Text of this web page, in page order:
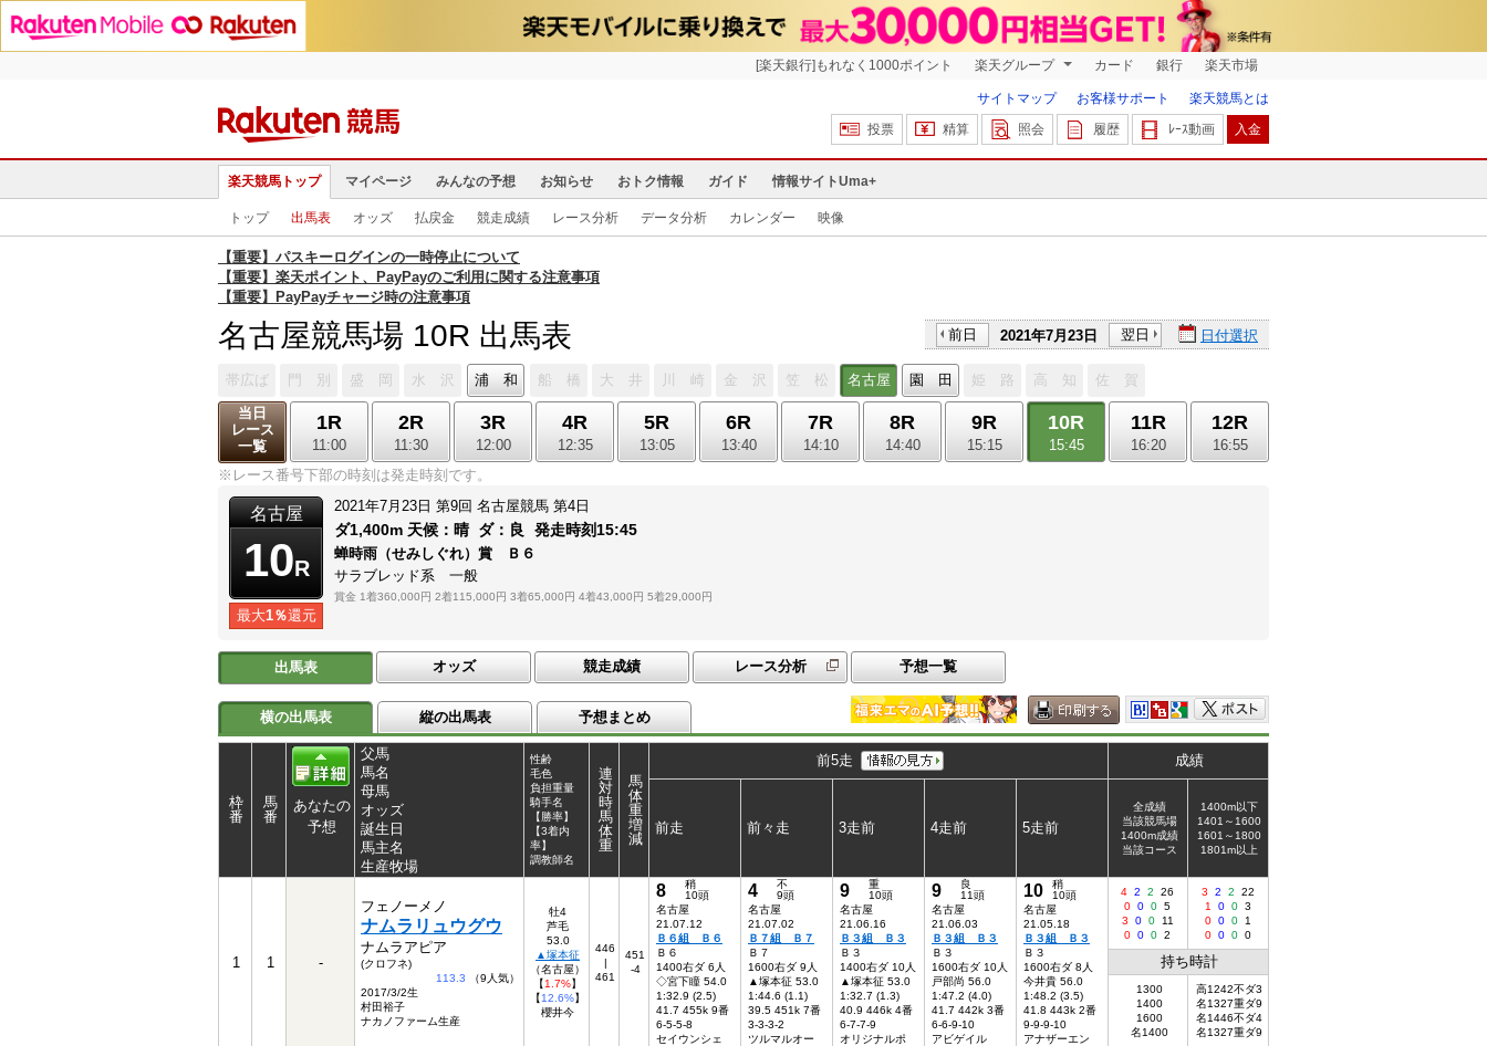
[楽天銀行]もれなく1000ポイント 楽天グループ カード 銀行 楽天市場
サイトマップ お客様サポート
楽天競馬とは
投票
精算 照会 履歴 ﾚｰｽ動画 入金
楽天競馬トップ マイページ みんなの予想 お知らせ おトク情報 ガイド 情報サイトUma+
トップ 出馬表 オッズ 払戻金 競走成績 レース分析 データ分析 カレンダー 映像
【重要】パスキーログインの一時停止について
【重要】楽天ポイント、PayPayのご利用に関する注意事項
【重要】PayPayチャージ時の注意事項
名古屋競馬場 10R 出馬表 前日 2021年7月23日 翌日 日付選択
帯広ば 門 別 盛 岡 水 沢 浦 和 船 橋 大 井 川 崎 金 沢 笠 松 名古屋 園 田 姫 路 高 知
佐 賀
当日
レース
一覧
1R
11:00
2R
11:30
3R
12:00
4R
12:35
5R
13:05
6R
13:40
7R
14:10
8R
14:40
9R
15:15
10R
15:45
11R
16:20
12R
16:55
※レース番号下部の時刻は発走時刻です。
名古屋
10R
最大1％還元
2021年7月23日 第9回 名古屋競馬 第4日
ダ1,400m 天候： 晴 ダ： 良 発走時刻15:45
蝉時雨（せみしぐれ）賞 Ｂ６
サラブレッド系 一般
賞金 1着360,000円 2着115,000円 3着65,000円 4着43,000円 5着29,000円
出馬表 オッズ 競走成績 レース分析 予想一覧
横の出馬表 縦の出馬表 予想まとめ
枠
番
馬
番
あなたの
予想
父馬
馬名
母馬
オッズ
誕生日
馬主名
生産牧場
性齢
毛色
負担重量
騎手名
【勝率】
【3着内
率】
調教師名
連
対
時
馬
体
重
馬
体
重
増
減
前5走 成績
前走 前々走 3走前 4走前 5走前
全成績
当該競馬場
1400m成績
当該コース
1400m以下
1401～1600
1601～1800
1801m以上
1 1 -
フェノーメノ
ナムラリュウグウ
ナムラアピア
(クロフネ)
113.3 （9人気）
2017/3/2生
村田裕子
ナカノファーム生産
牡4
芦毛
53.0
▲塚本征
（名古屋）
【1.7%】
【12.6%】
櫻井今
446
|
461
451
-4
8
稍
10頭
名古屋
21.07.12
Ｂ６組 Ｂ６
Ｂ６
1400右ダ 6人
◇宮下瞳 54.0
1:32.9 (2.5)
41.7 455k 9番
6-5-5-8
セイウンシェ
4
不
9頭
名古屋
21.07.02
Ｂ７組 Ｂ７
Ｂ７
1600右ダ 9人
▲塚本征 53.0
1:44.6 (1.1)
39.5 451k 7番
3-3-3-2
ツルマルオー
9
重
10頭
名古屋
21.06.16
Ｂ３組 Ｂ３
Ｂ３
1400右ダ 10人
▲塚本征 53.0
1:32.7 (1.3)
40.9 446k 4番
6-7-7-9
オリジナルポ
9
良
11頭
名古屋
21.06.03
Ｂ３組 Ｂ３
Ｂ３
1600右ダ 10人
戸部尚 56.0
1:47.2 (4.0)
41.7 442k 3番
6-6-9-10
アビゲイル
10
稍
10頭
名古屋
21.05.18
Ｂ３組 Ｂ３
Ｂ３
1600右ダ 8人
今井貴 56.0
1:48.2 (3.5)
41.8 443k 2番
9-9-9-10
アナザーエン
4 2 2
26
0 0 0 5
3
0 0
11
0 0 0 2
3 2 2
22
1
0 0 3
0 0 0
1
0 0 0 0
持ち時計
1300
1400
1600
名1400
高1242不ダ3
名1327重ダ9
名1446不ダ4
名1327重ダ9